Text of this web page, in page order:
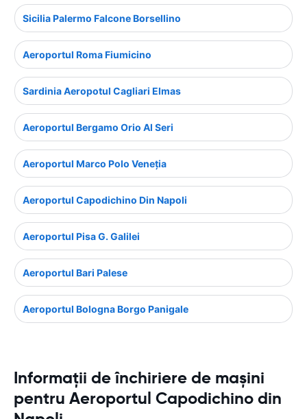
Sicilia Palermo Falcone Borsellino
Aeroportul Roma Fiumicino
Sardinia Aeropotul Cagliari Elmas
Aeroportul Bergamo Orio Al Seri
Aeroportul Marco Polo Veneţia
Aeroportul Capodichino Din Napoli
Aeroportul Pisa G. Galilei
Aeroportul Bari Palese
Aeroportul Bologna Borgo Panigale
Informații de închiriere de mașini
pentru Aeroportul Capodichino din